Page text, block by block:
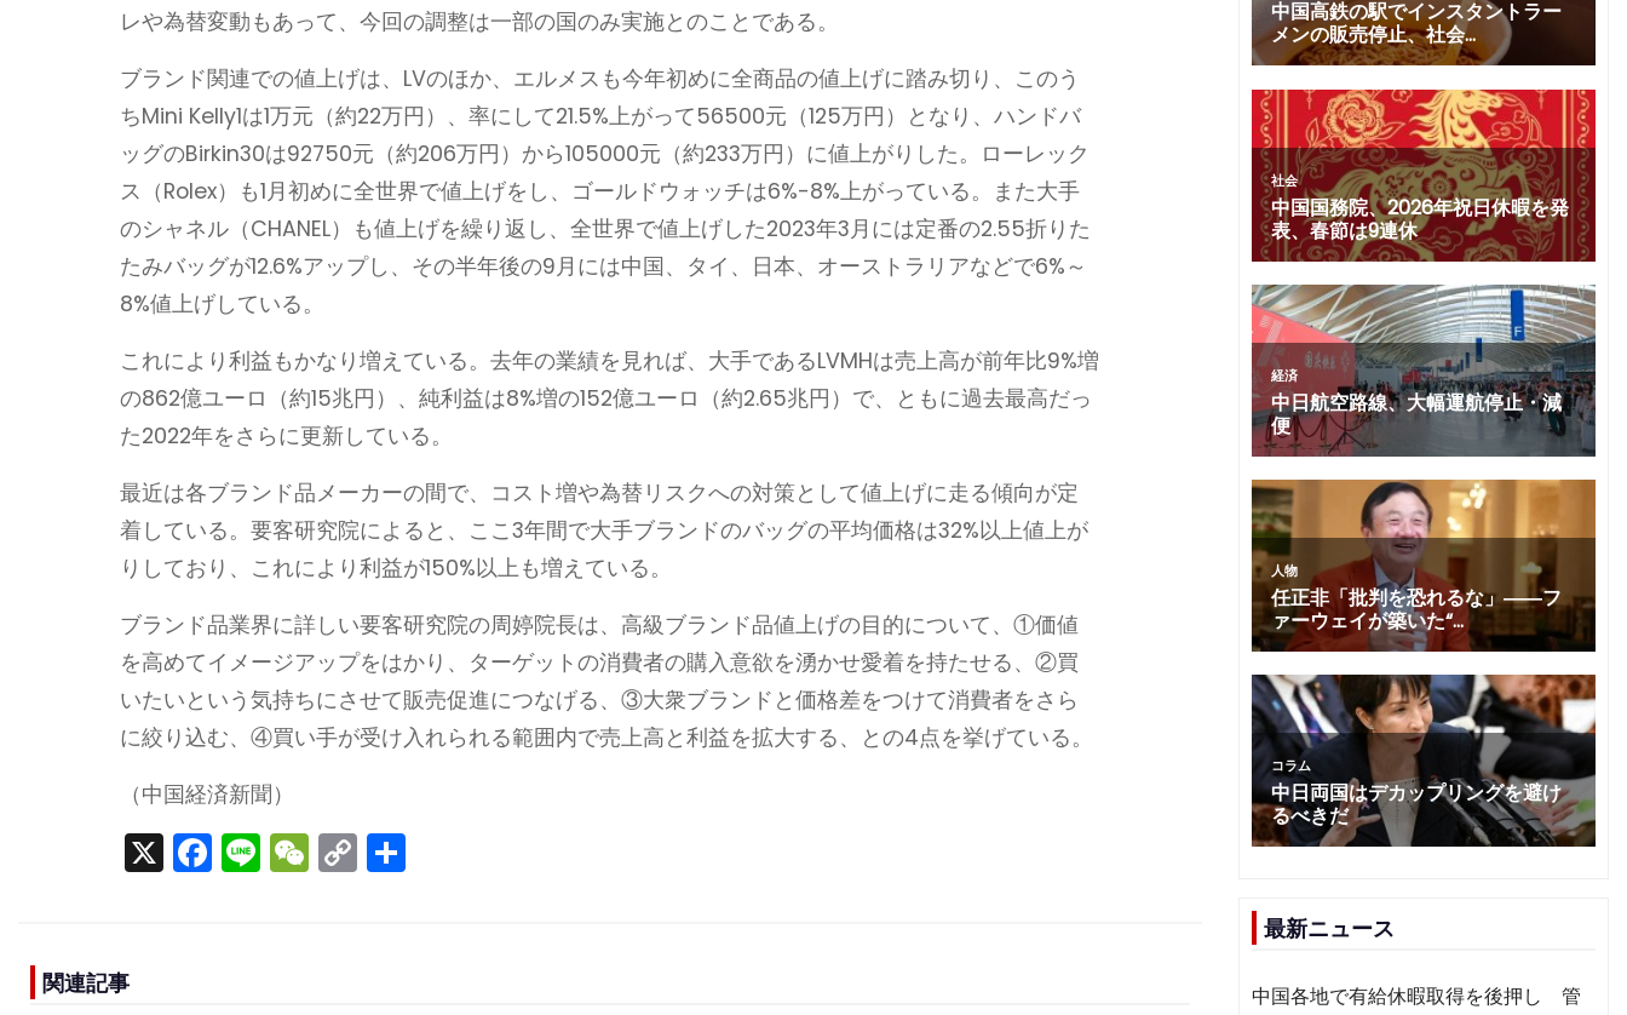
レや為替変動もあって、今回の調整は一部の国のみ実施とのことである。
ブランド関連での値上げは、LVのほか、エルメスも今年初めに全商品の値上げに踏み切り、このう
ちMini Kelly1は1万元（約22万円）、率にして21.5%上がって56500元（125万円）となり、ハンドバ
ッグのBirkin30は92750元（約206万円）から105000元（約233万円）に値上がりした。ローレック
ス（Rolex）も1月初めに全世界で値上げをし、ゴールドウォッチは6%-8%上がっている。また大手
のシャネル（CHANEL）も値上げを繰り返し、全世界で値上げした2023年3月には定番の2.55折りた
たみバッグが12.6%アップし、その半年後の9月には中国、タイ、日本、オーストラリアなどで6%～
8%値上げしている。
これにより利益もかなり増えている。去年の業績を見れば、大手であるLVMHは売上高が前年比9%増
の862億ユーロ（約15兆円）、純利益は8%増の152億ユーロ（約2.65兆円）で、ともに過去最高だっ
た2022年をさらに更新している。
最近は各ブランド品メーカーの間で、コスト増や為替リスクへの対策として値上げに走る傾向が定
着している。要客研究院によると、ここ3年間で大手ブランドのバッグの平均価格は32%以上値上が
りしており、これにより利益が150%以上も増えている。
ブランド品業界に詳しい要客研究院の周婷院長は、高級ブランド品値上げの目的について、①価値
を高めてイメージアップをはかり、ターゲットの消費者の購入意欲を湧かせ愛着を持たせる、②買
いたいという気持ちにさせて販売促進につなげる、③大衆ブランドと価格差をつけて消費者をさら
に絞り込む、④買い手が受け入れられる範囲内で売上高と利益を拡大する、との4点を挙げている。
（中国経済新聞）
X F
a
Li
n
W
e
C
o
関連記事
最新ニュース
中国各地で有給休暇取得を後押し 管